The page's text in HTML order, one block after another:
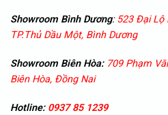
Showroom Bình Dương:523 Đại Lộ
TP.Thủ Dầu Một, Bình Dương
Showroom Biên Hòa: 709 Phạm
Biên Hòa, Đồng Nai
Hotline:0937 85 1239